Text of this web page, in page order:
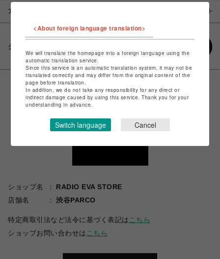
アイテム説明 / 素材
シェアする
ショップ名
RADIO EVA STORE
店舗名
渋谷PARCO
特定商取引法など法令に基づく表記は こちら
ショップお問い合わせは こちら
<About foreign language translation>
We will translate the homepage into a foreign language using the
automatic translation service.
Since this service is an automatic translation system, it may not be
translated correctly and may differ from the original content of the
page before translation.
In addition, we do not take any responsibility for any direct or
indirect damage caused by using this service. Thank you for your
understanding in advance.
Switch language Cancel